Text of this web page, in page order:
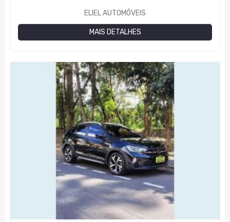
ELIEL AUTOMÓVEIS
MAIS DETALHES